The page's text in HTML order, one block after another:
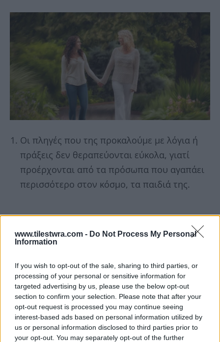
www.tilestwra.com - Do Not Process My Personal
Information
If you wish to opt-out of the sale, sharing to third parties, or
processing of your personal or sensitive information for
targeted advertising by us, please use the below opt-out
section to confirm your selection. Please note that after your
opt-out request is processed you may continue seeing
interest-based ads based on personal information utilized by
us or personal information disclosed to third parties prior to
your opt-out. You may separately opt-out of the further
Οι πληγές που της προκαλούμε με λόγια ή
πράξεις δεν θεραπεύονται εύκολα, γιατί
προέρχονται από τα πρόσωπα που αγαπάει
περισσότερο στον κόσμο, τα παιδιά της.